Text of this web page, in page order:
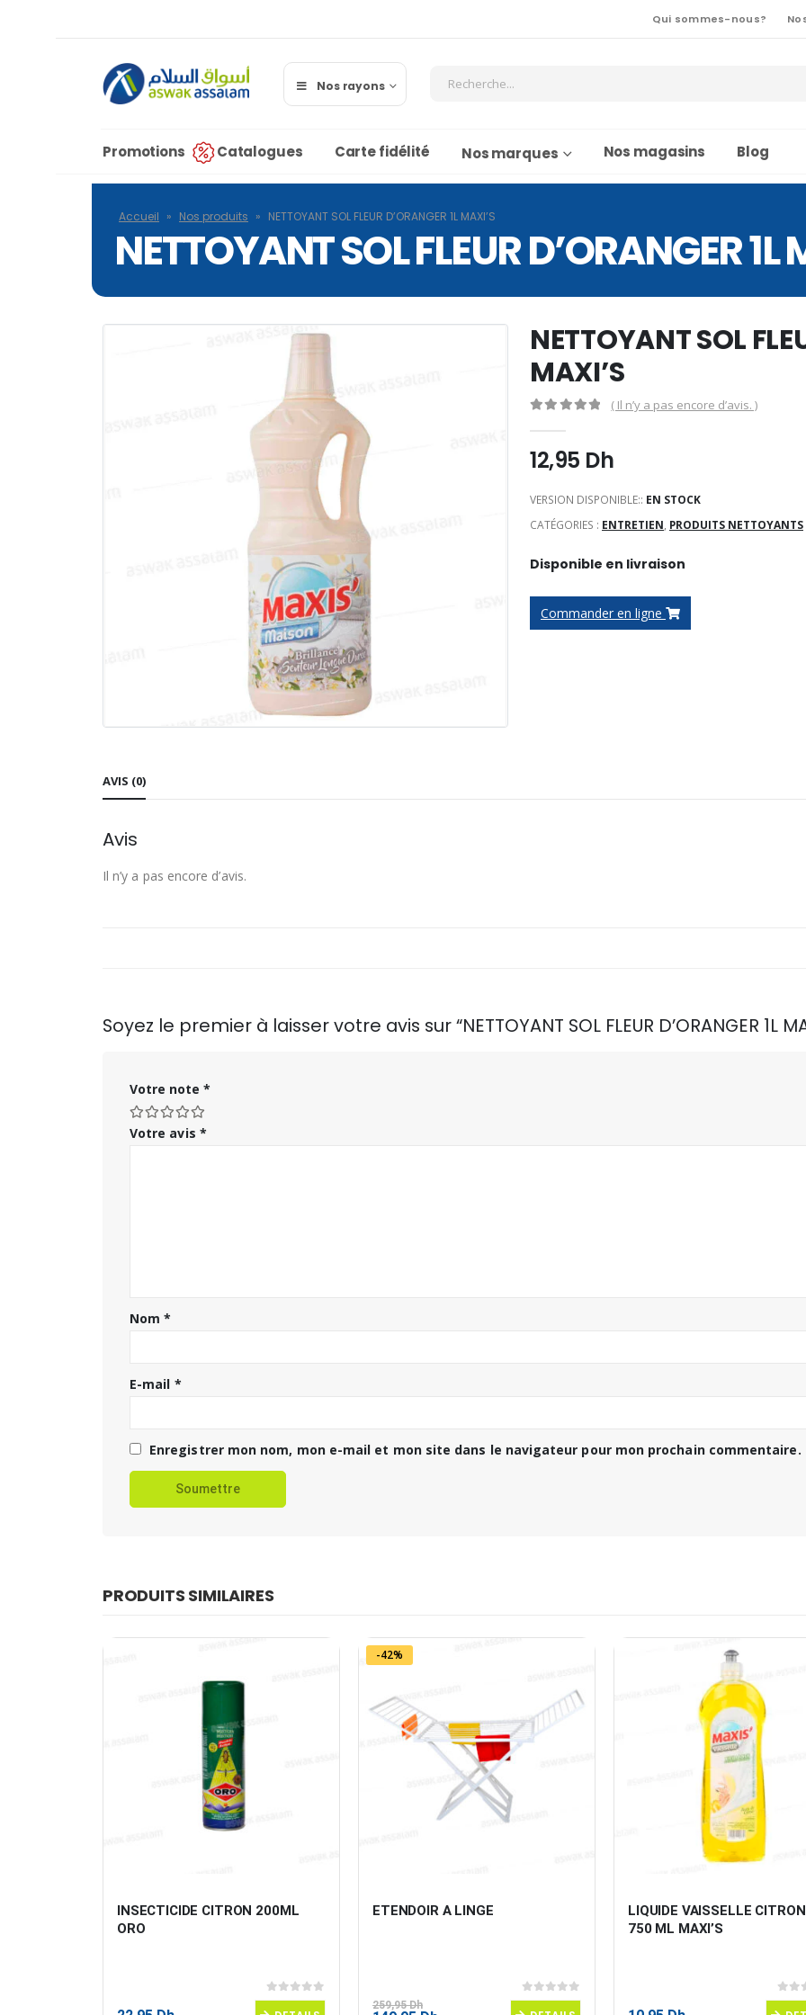
Qui sommes-nous?
Nos rayons
Promotions Catalogues Carte fidélité Nos marques Nos magasins Blog
Accueil » Nos produits » NETTOYANT SOL FLEUR D’ORANGER 1L MAXI’S
NETTOYANT SOL FLEUR D’ORANGER 1L
NETTOYANT SOL
MAXI’S
( Il n’y a pas encore d’avis. )
12,95 Dh
VERSION DISPONIBLE:: EN STOCK
CATÉGORIES : ENTRETIEN, PRODUITS NETTOYANTS
Disponible en livraison
Commander en ligne
AVIS (0)
Avis
Il n’y a pas encore d’avis.
Soyez le premier à laisser votre avis sur “NETTOYANT SOL FLEUR D’ORANGER 1L
Votre note *
Votre avis *
Nom*
E-mail *
Enregistrer mon nom, mon e-mail et mon site dans le navigateur pour mon prochain commentaire.
PRODUITS SIMILAIRES
INSECTICIDE CITRON 200ML
ORO
0sur 5
-42%
ETENDOIR A LINGE
0sur 5
259,95Dh
LIQUIDE VAISSELLE CITRON
750 ML MAXI’S
0sur